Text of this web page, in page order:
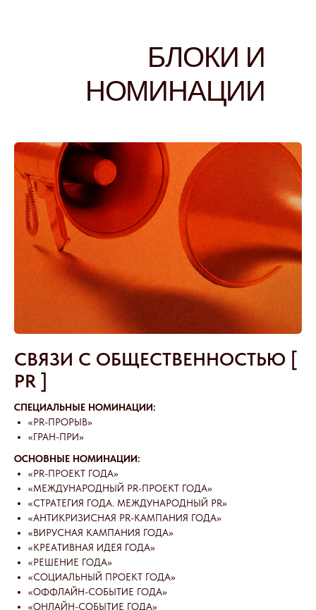
БЛОКИ И
НОМИНАЦИИ
СВЯЗИ С ОБЩЕСТВЕННОСТЬЮ [
PR ]
СПЕЦИАЛЬНЫЕ НОМИНАЦИИ:
«PR-ПРОРЫВ»
«ГРАН-ПРИ»
ОСНОВНЫЕ НОМИНАЦИИ:
«PR-ПРОЕКТ ГОДА»
«МЕЖДУНАРОДНЫЙ PR-ПРОЕКТ ГОДА»
«СТРАТЕГИЯ ГОДА. МЕЖДУНАРОДНЫЙ PR»
«АНТИКРИЗИСНАЯ PR-КАМПАНИЯ ГОДА»
«ВИРУСНАЯ КАМПАНИЯ ГОДА»
«КРЕАТИВНАЯ ИДЕЯ ГОДА»
«РЕШЕНИЕ ГОДА»
«СОЦИАЛЬНЫЙ ПРОЕКТ ГОДА»
«ОФФЛАЙН-СОБЫТИЕ ГОДА»
«ОНЛАЙН-СОБЫТИЕ ГОДА»